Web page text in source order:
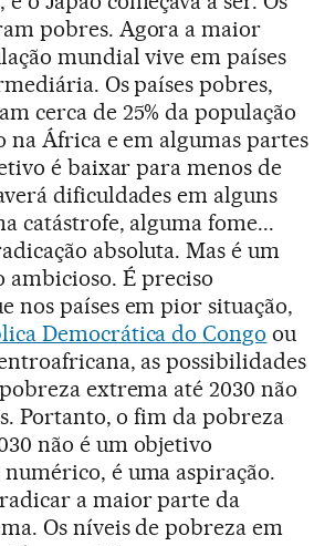
pobres. Agora a maior
mundial vive em países
Os países pobres,
cerca de 25% da população
na África e em algumas partes
é baixar para menos de
dificuldades em alguns
catástrofe, alguma fome...
absoluta. Mas é um
É preciso
nos países em pior situação,
Democrática do Congo ou
as possibilidades
extrema até 2030 não
Portanto, o fim da pobreza
não é um objetivo
é uma aspiração.
a maior parte da
Os níveis de pobreza em